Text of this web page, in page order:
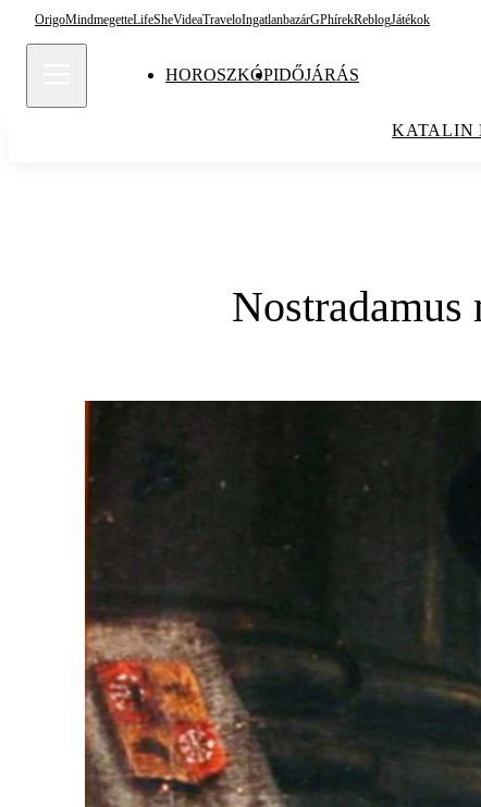
OrigoMindmegetteLifeSheVideaTraveloIngatlanbazárGPhírekReblogJátékok
HOROSZKÓPIDŐJÁRÁS
KATALIN
Nostradamus